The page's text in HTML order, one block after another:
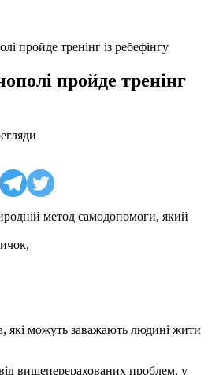
пройде тренінг із ребефінгу
пройде тренінг
метод самодопомоги, який
які можуть заважають людині жити
від вищеперерахованих проблем, у